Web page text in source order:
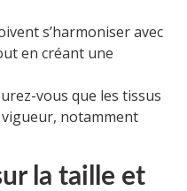
s’harmoniser avec
en créant une
vous que les tissus
notamment
la taille et